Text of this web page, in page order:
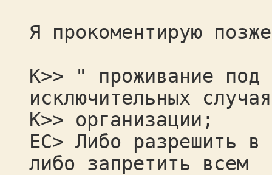
Я прокоментирую
К>> " проживание под
исключительных
К>> организации;
ЕС> Либо разрешить в
либо запретить всем